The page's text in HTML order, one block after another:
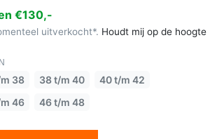
€130,-
uitverkocht*. Houdt mij op de hoogte
38 38 t/m 40
40 t/m 42
46 46 t/m 48